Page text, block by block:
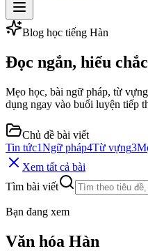
Blog học tiếng Hàn
Đọc ngắn, hiểu
Mẹo học, bài ngữ pháp, từ
dụng ngay vào buổi luyện tiếp
Chủ đề bài viết
Tin tức1Ngữ pháp4Từ vựng3
Xem tất cả bài
Tìm bài viết
Bạn đang xem
Văn hóa Hàn